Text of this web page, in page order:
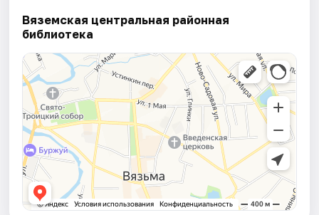
Вяземская центральная районная
библиотека